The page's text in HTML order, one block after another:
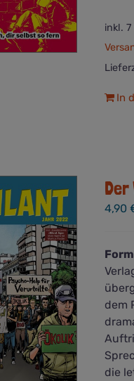
inkl. 7
In
4,90
dem
die